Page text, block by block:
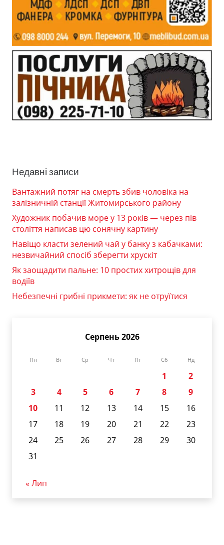
Недавні записи
Вантажний потяг на смерть збив чоловіка на
залізничній станції Житомирського району
Художник побачив море у 13 років — через пів
століття написав цю сонячну картину
Навіщо класти зелений чай у банку з кабачками:
незвичайний спосіб зберегти хрускіт
Як заощадити пальне: 10 простих хитрощів для
водіїв
Небезпечні грибні прикмети: як не отруїтися
Серпень 2026
Пн Вт Ср Чт Пт Сб Нд
1
2
3
4 5 6 7 8
9
10
11 12 13 14 15
16
17
18 19 20 21 22
23
24
25 26 27 28 29
30
31
« Лип